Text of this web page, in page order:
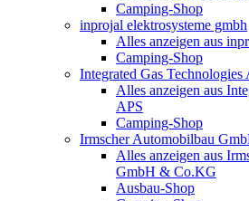
Camping-Shop
inprojal elektrosysteme gmbh
Alles anzeigen aus
Camping-Shop
Integrated Gas Technologies
Alles anzeigen aus
APS
Camping-Shop
Irmscher Automobilbau
Alles anzeigen aus
GmbH & Co.KG
Ausbau-Shop